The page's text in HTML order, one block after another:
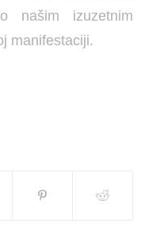
našim izuzetnim
manifestaciji.